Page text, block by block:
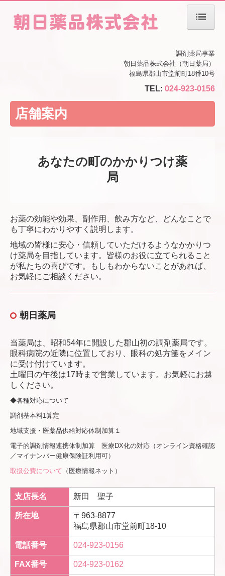
当薬局について
掲示事項一覧
店舗案内
調剤薬局事業
朝日薬品株式会社（朝日薬局）
福島県郡山市堂前町18番10号
TEL: 024-923-0156
店舗案内
あなたの町のかかりつけ薬
局
お薬の効能や効果、副作用、飲み方など、どんなことで
も丁寧にわかりやすく説明します。
地域の皆様に安心・信頼していただけるようなかかりつ
け薬局を目指しています。皆様のお役に立てられること
が私たちの喜びです。もしもわからないことがあれば、
お気軽にご相談ください。
朝日薬局
当薬局は、昭和54年に開設した郡山初の調剤薬局です。
眼科病院の近隣に位置しており、眼科の処方箋をメイン
に受け付けています。
土曜日の午後は17時まで営業しています。お気軽にお越
しください。
◆各種対応について
調剤基本料1算定
地域支援・医薬品供給対応体制加算１
電子的調剤情報連携体制加算 医療DX化の対応（オンライン資格確認
／マイナンバー健康保険証利用可）
取扱公費について （医療情報ネット）
支店長名 新田 聖子
所在地
〒963-8877
福島県郡山市堂前町18-10
電話番号 024-923-0156
FAX番号 024-923-0162